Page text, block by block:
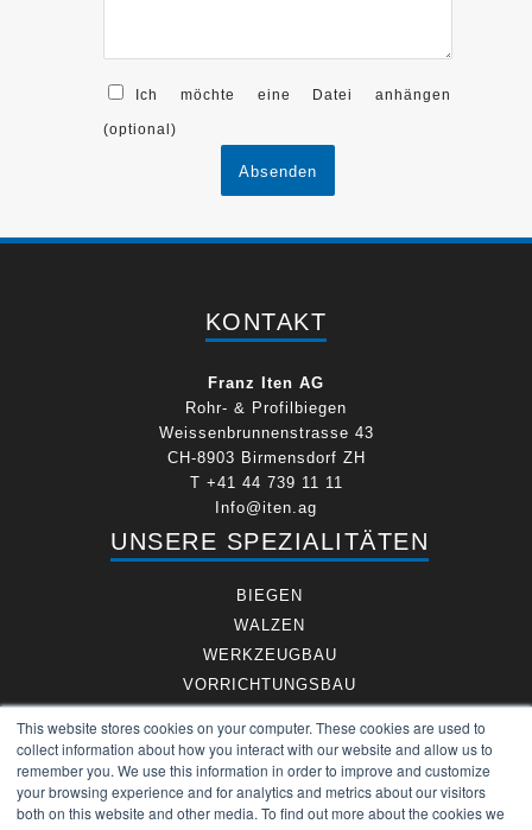
This website stores cookies on your computer. These cookies are used to
collect information about how you interact with our website and allow us to
remember you. We use this information in order to improve and customize
your browsing experience and for analytics and metrics about our visitors
both on this website and other media. To find out more about the cookies we
Ich möchte eine Datei anhängen
(optional)
KONTAKT
Franz Iten AG
Rohr- & Profilbiegen
Weissenbrunnenstrasse 43
CH-8903 Birmensdorf ZH
T +41 44 739 11 11
Info@iten.ag
UNSERE SPEZIALITÄTEN
BIEGEN
WALZEN
WERKZEUGBAU
VORRICHTUNGSBAU
LEGIERUNGEN
FRANZ ITEN AG